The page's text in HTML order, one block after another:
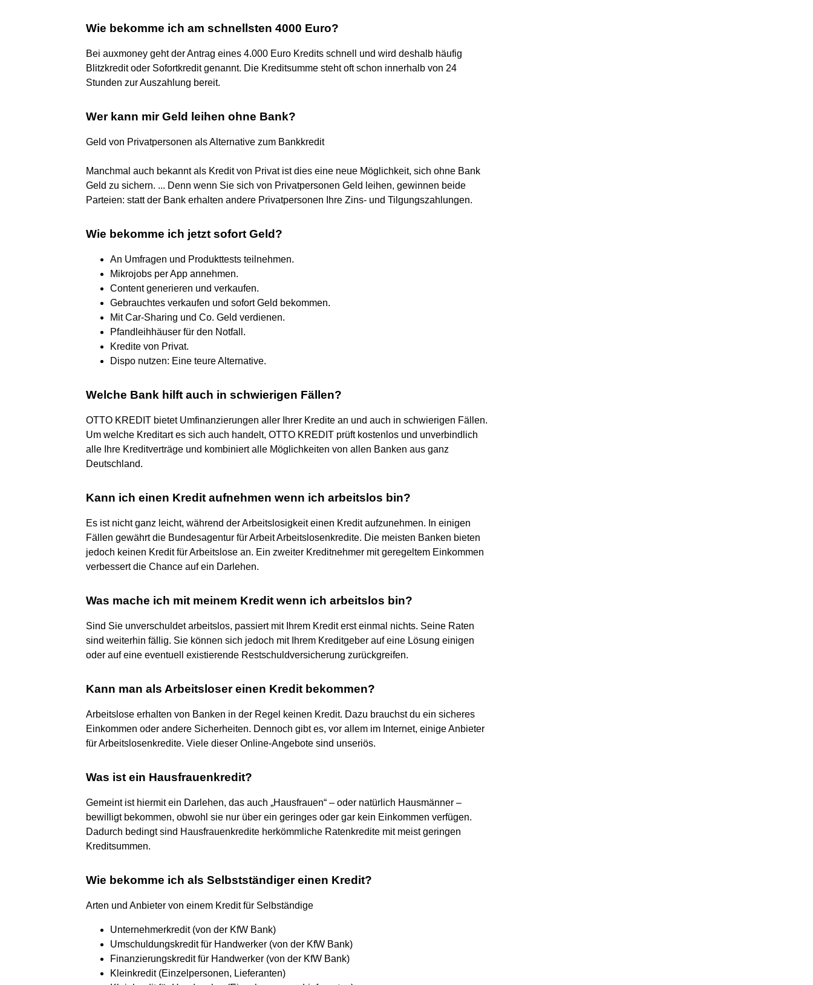
Wie bekomme ich am schnellsten 4000 Euro?
Bei auxmoney geht der Antrag eines 4.000 Euro Kredits schnell und wird deshalb häufig
Blitzkredit oder Sofortkredit genannt. Die Kreditsumme steht oft schon innerhalb von 24
Stunden zur Auszahlung bereit.
Wer kann mir Geld leihen ohne Bank?
Geld von Privatpersonen als Alternative zum Bankkredit
Manchmal auch bekannt als Kredit von Privat ist dies eine neue Möglichkeit, sich ohne Bank
Geld zu sichern. ... Denn wenn Sie sich von Privatpersonen Geld leihen, gewinnen beide
Parteien: statt der Bank erhalten andere Privatpersonen Ihre Zins- und Tilgungszahlungen.
Wie bekomme ich jetzt sofort Geld?
An Umfragen und Produkttests teilnehmen.
Mikrojobs per App annehmen.
Content generieren und verkaufen.
Gebrauchtes verkaufen und sofort Geld bekommen.
Mit Car-Sharing und Co. Geld verdienen.
Pfandleihhäuser für den Notfall.
Kredite von Privat.
Dispo nutzen: Eine teure Alternative.
Welche Bank hilft auch in schwierigen Fällen?
OTTO KREDIT bietet Umfinanzierungen aller Ihrer Kredite an und auch in schwierigen Fällen.
Um welche Kreditart es sich auch handelt, OTTO KREDIT prüft kostenlos und unverbindlich
alle Ihre Kreditverträge und kombiniert alle Möglichkeiten von allen Banken aus ganz
Deutschland.
Kann ich einen Kredit aufnehmen wenn ich arbeitslos bin?
Es ist nicht ganz leicht, während der Arbeitslosigkeit einen Kredit aufzunehmen. In einigen
Fällen gewährt die Bundesagentur für Arbeit Arbeitslosenkredite. Die meisten Banken bieten
jedoch keinen Kredit für Arbeitslose an. Ein zweiter Kreditnehmer mit geregeltem Einkommen
verbessert die Chance auf ein Darlehen.
Was mache ich mit meinem Kredit wenn ich arbeitslos bin?
Sind Sie unverschuldet arbeitslos, passiert mit Ihrem Kredit erst einmal nichts. Seine Raten
sind weiterhin fällig. Sie können sich jedoch mit Ihrem Kreditgeber auf eine Lösung einigen
oder auf eine eventuell existierende Restschuldversicherung zurückgreifen.
Kann man als Arbeitsloser einen Kredit bekommen?
Arbeitslose erhalten von Banken in der Regel keinen Kredit. Dazu brauchst du ein sicheres
Einkommen oder andere Sicherheiten. Dennoch gibt es, vor allem im Internet, einige Anbieter
für Arbeitslosenkredite. Viele dieser Online-Angebote sind unseriös.
Was ist ein Hausfrauenkredit?
Gemeint ist hiermit ein Darlehen, das auch „Hausfrauen“ – oder natürlich Hausmänner –
bewilligt bekommen, obwohl sie nur über ein geringes oder gar kein Einkommen verfügen.
Dadurch bedingt sind Hausfrauenkredite herkömmliche Ratenkredite mit meist geringen
Kreditsummen.
Wie bekomme ich als Selbstständiger einen Kredit?
Arten und Anbieter von einem Kredit für Selbständige
Unternehmerkredit (von der KfW Bank)
Umschuldungskredit für Handwerker (von der KfW Bank)
Finanzierungskredit für Handwerker (von der KfW Bank)
Kleinkredit (Einzelpersonen, Lieferanten)